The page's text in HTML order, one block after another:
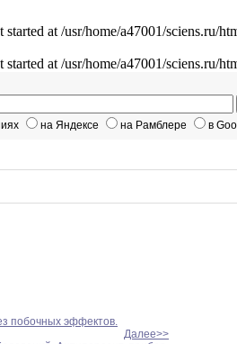
at /usr/home/a47001/sciens.ru/
at /usr/home/a47001/sciens.ru/
на Яндексе на Рамблере в
побочных эффектов.
Далее>>